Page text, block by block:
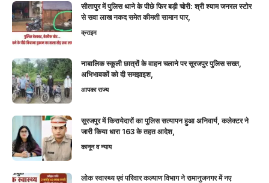
सीतापुर में पुलिस थाने के पीछे फिर बड़ी चोरी: श्री श्याम जनरल स्टोर
से सवा लाख नकद समेत कीमती सामान पार,
क्राइम
नाबालिक स्कूली छात्रों के वाहन चलाने पर सूरजपुर पुलिस सख्त,
अभिभावकों को दी समझाइश,
आपका राज्य
सूरजपुर में किरायेदारों का पुलिस सत्यापन हुआ अनिवार्य, कलेक्टर ने
जारी किया धारा 163 के तहत आदेश,
कानून व न्याय
लोक स्वास्थ्य एवं परिवार कल्याण विभाग ने रामानुजनगर में नए